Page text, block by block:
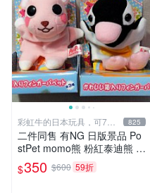
彩虹牛的日本玩具，可7取
付
825
二件同售 有NG 日版景品 Po
stPet momo熊 粉紅泰迪熊 妹
妹 comomo 企鵝 娃娃 布偶
手指頭 娃娃
$350 $600 59折